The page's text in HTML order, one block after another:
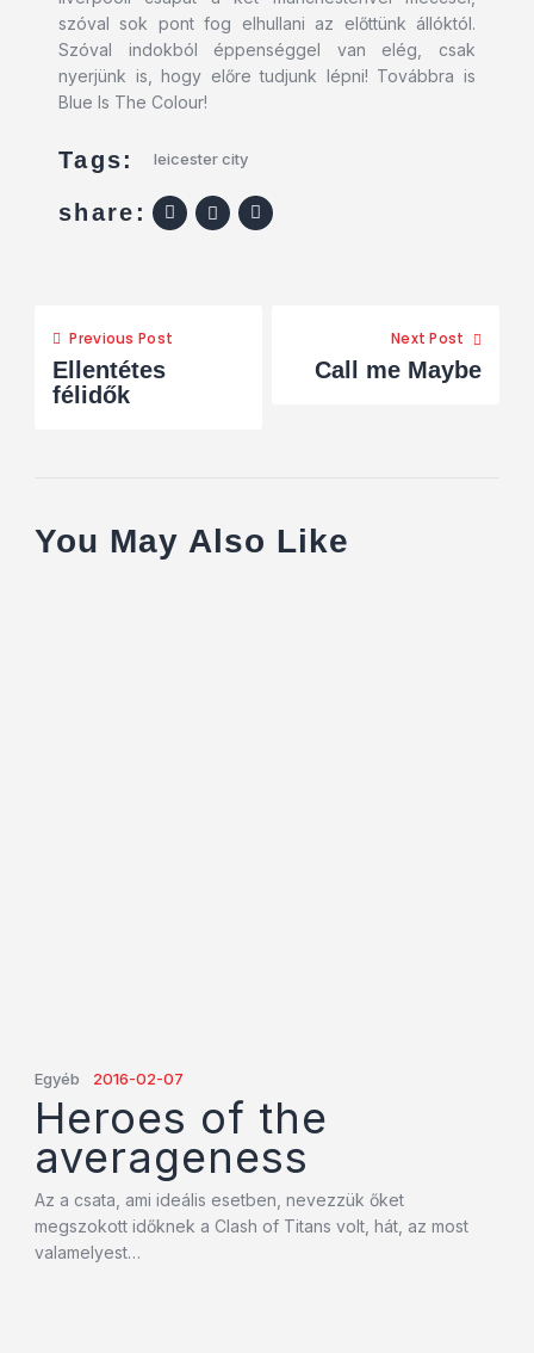
szóval sok pont fog elhullani az előttünk állóktól.
Szóval indokból éppenséggel van elég, csak
nyerjünk is, hogy előre tudjunk lépni! Továbbra is
Blue Is The Colour!
Tags: leicester city
share:
Previous Post
Ellentétes
félidők
Next Post
Call me Maybe
You May Also Like
Egyéb 2016-02-07
Heroes of the
averageness
Az a csata, ami ideális esetben, nevezzük őket
megszokott időknek a Clash of Titans volt, hát, az most
valamelyest…